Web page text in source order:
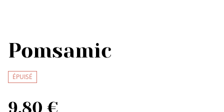
Pomsamic
ÉPUISÉ
9,80 €